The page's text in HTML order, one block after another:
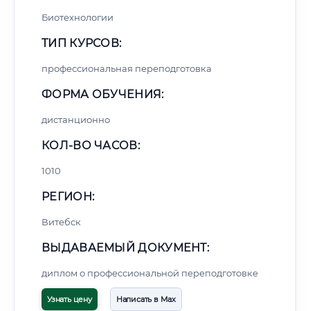
Биотехнологии
ТИП КУРСОВ:
профессиональная переподготовка
ФОРМА ОБУЧЕНИЯ:
дистанционно
КОЛ-ВО ЧАСОВ:
1010
РЕГИОН:
Витебск
ВЫДАВАЕМЫЙ ДОКУМЕНТ:
диплом о профессиональной переподготовке
Узнать цену Написать в Max